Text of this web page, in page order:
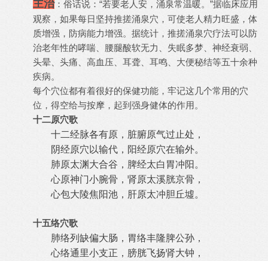
主治：俗话说：“若要老人安，涌泉常温暖。”据临床应用
观察，如果每日坚持推搓涌泉穴，可使老人精力旺盛，体
质增强，防病能力增强。据统计，推搓涌泉穴疗法可以防
治老年性的哮喘、腰腿酸软无力、失眠多梦、神经衰弱、
头晕、头痛、高血压、耳聋、耳鸣、大便秘结等五十余种
疾病。
每个穴位都有着很好的保健功能，牢记这几个常用的穴
位，得空给与按摩，起到强身健体的作用。
十二原穴歌
十二经脉各有原，脏腑原气过止处，
阴经原穴以输代，阳经原穴在输外。
肺原太渊大合谷，脾经太白胃冲阳。
心原神门小腕骨，肾原太溪胱京骨，
心包大陵焦阳池，肝原太冲胆丘墟。
十五络穴歌
肺络列缺偏大肠，胃络丰隆脾公孙，
心络通里小支正，膀胱飞扬肾大钟，